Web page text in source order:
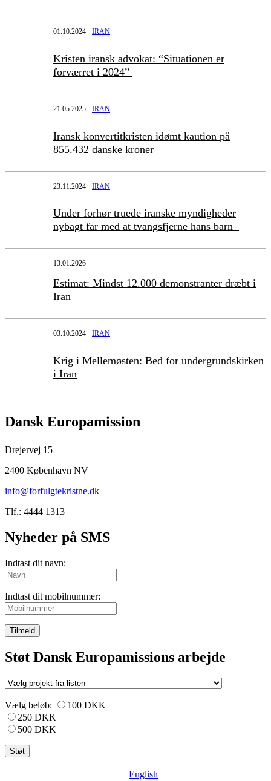
01.10.2024 IRAN
Kristen iransk advokat: “Situationen er
forværret i 2024”
21.05.2025 IRAN
Iransk konvertitkristen idømt kaution på
855.432 danske kroner
23.11.2024 IRAN
Under forhør truede iranske myndigheder
nybagt far med at tvangsfjerne hans barn
13.01.2026
Estimat: Mindst 12.000 demonstranter dræbt i
Iran
03.10.2024 IRAN
Krig i Mellemøsten: Bed for undergrundskirken
i Iran
Dansk Europamission
Drejervej 15
2400 København NV
info@forfulgtekristne.dk
Tlf.: 4444 1313
Nyheder på SMS
Indtast dit navn:
Indtast dit mobilnummer:
Tilmeld
Støt Dansk Europamissions arbejde
Vælg beløb:
100 DKK
250 DKK
500 DKK
English